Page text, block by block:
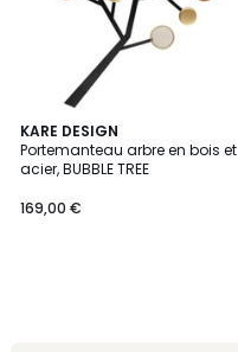
KARE DESIGN
Portemanteau arbre en bois et
acier, BUBBLE TREE
169,00 €